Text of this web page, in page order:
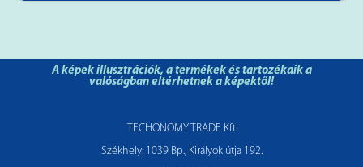
A képek illusztrációk, a termékek és tartozékaik a
valóságban eltérhetnek a képektől!
TECHONOMY TRADE Kft
Székhely: 1039 Bp., Királyok útja 192.